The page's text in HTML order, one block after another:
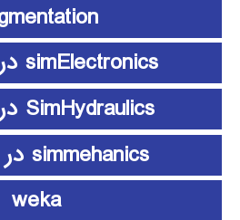
simElectronics در Simulink
SimHydraulics در simulink
simmehanics در simulink
weka